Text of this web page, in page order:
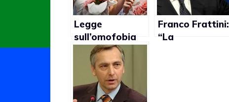
Legge
sull’omofobia
bocciata: i
commenti a
caldo
Franco Frattini:
“La